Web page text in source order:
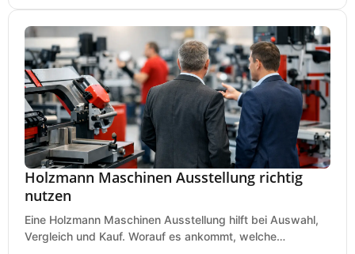
Holzmann Maschinen Ausstellung richtig
nutzen
Eine Holzmann Maschinen Ausstellung hilft bei Auswahl,
Vergleich und Kauf. Worauf es ankommt, welche